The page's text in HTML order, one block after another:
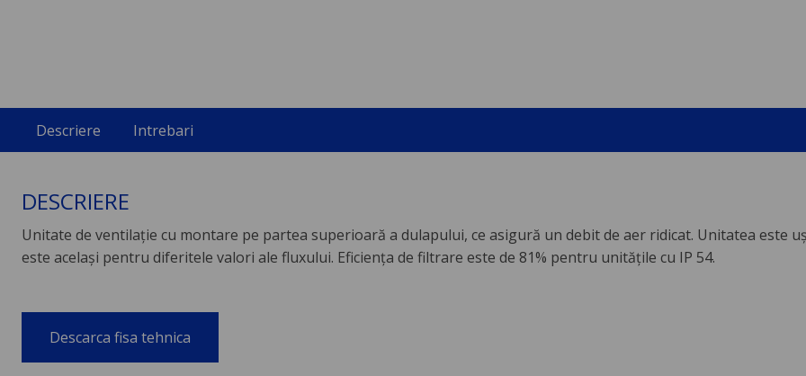
Descriere Intrebari
DESCRIERE
Unitate de ventilaţie cu montare pe partea superioară a dulapului, ce asigură un debit de aer ridicat. Unitatea este
este acelaşi pentru diferitele valori ale fluxului. Eficiența de filtrare este de 81% pentru unitățile cu IP 54.
Descarca fisa tehnica